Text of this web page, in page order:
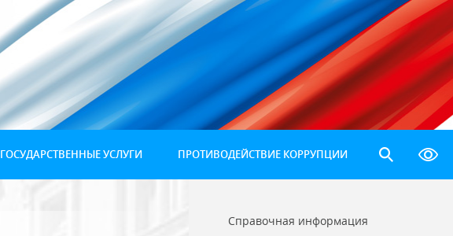
ГОСУДАРСТВЕННЫЕ УСЛУГИ ПРОТИВОДЕЙСТВИЕ КОРРУПЦИИ
Справочная информация